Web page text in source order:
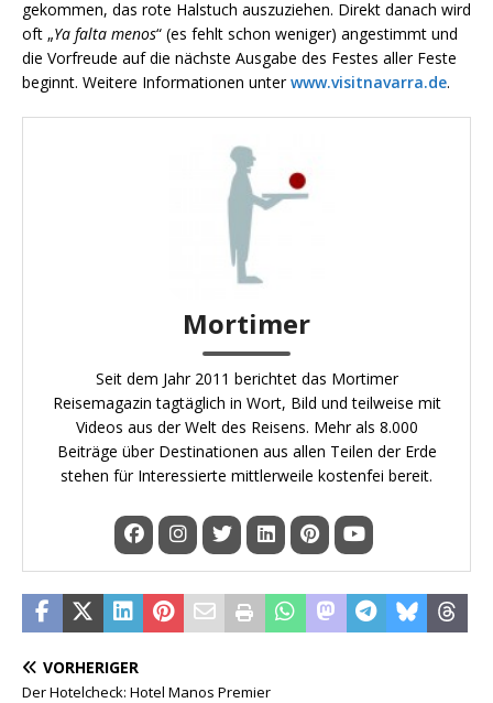
gekommen, das rote Halstuch auszuziehen. Direkt danach wird
oft „Ya falta menos“ (es fehlt schon weniger) angestimmt und
die Vorfreude auf die nächste Ausgabe des Festes aller Feste
beginnt. Weitere Informationen unterwww.visitnavarra.de.
Mortimer
Seit dem Jahr 2011 berichtet das Mortimer
Reisemagazin tagtäglich in Wort, Bild und teilweise mit
Videos aus der Welt des Reisens. Mehr als 8.000
Beiträge über Destinationen aus allen Teilen der Erde
stehen für Interessierte mittlerweile kostenfei bereit.
VORHERIGER
Der Hotelcheck: Hotel Manos Premier